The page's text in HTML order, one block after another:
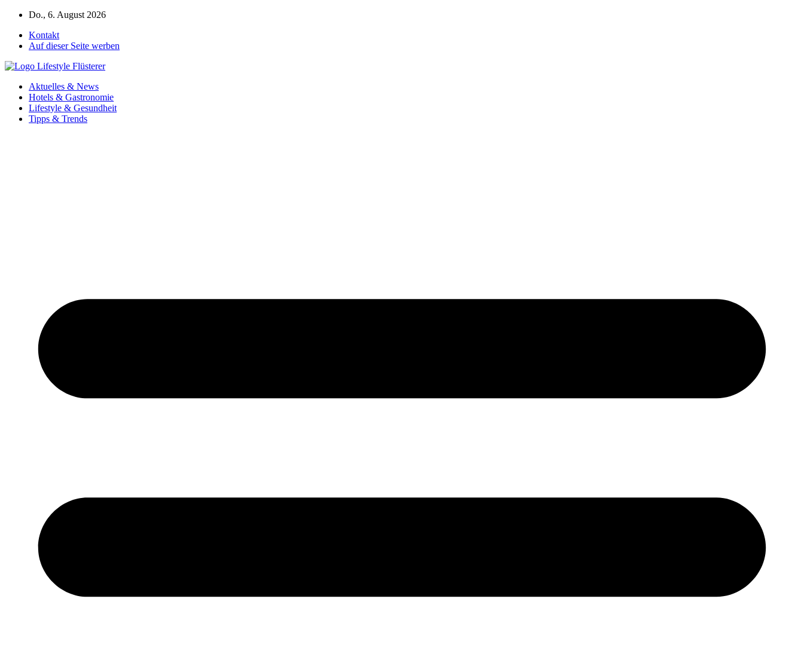
Zum
springen
Do., 6. August 2026
Kontakt
Auf dieser Seite werben
Aktuelles & News
Hotels & Gastronomie
Lifestyle & Gesundheit
Tipps & Trends